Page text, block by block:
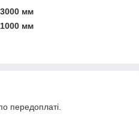
3000 мм
1000 мм
передоплаті.